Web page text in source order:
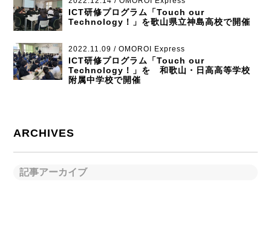
ICT研修プログラム「Touch our
Technology！」を歌山県立神島高校で開催
2022.11.09 / OMOROI Express
ICT研修プログラム「Touch our
Technology！」を 和歌山・日高高等学校
附属中学校で開催
ARCHIVES